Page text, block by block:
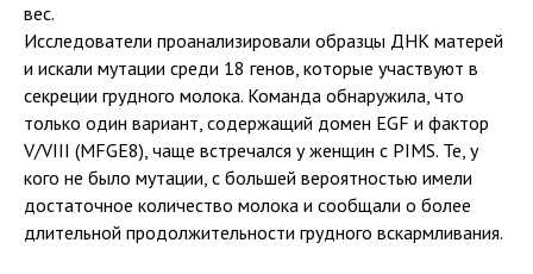
вес.
Исследователи проанализировали образцы ДНК матерей
и искали мутации среди 18 генов, которые участвуют в
секреции грудного молока. Команда обнаружила, что
только один вариант, содержащий домен EGF и фактор
V/VIII (MFGE8), чаще встречался у женщин с PIMS. Те, у
кого не было мутации, с большей вероятностью имели
достаточное количество молока и сообщали о более
длительной продолжительности грудного вскармливания.